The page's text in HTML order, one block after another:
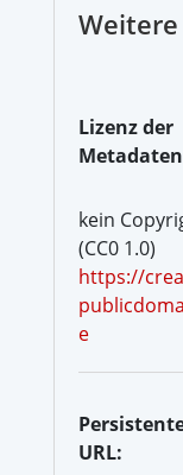
Lizenz der
kein
(CC0 1.0)
https://
e
URL: